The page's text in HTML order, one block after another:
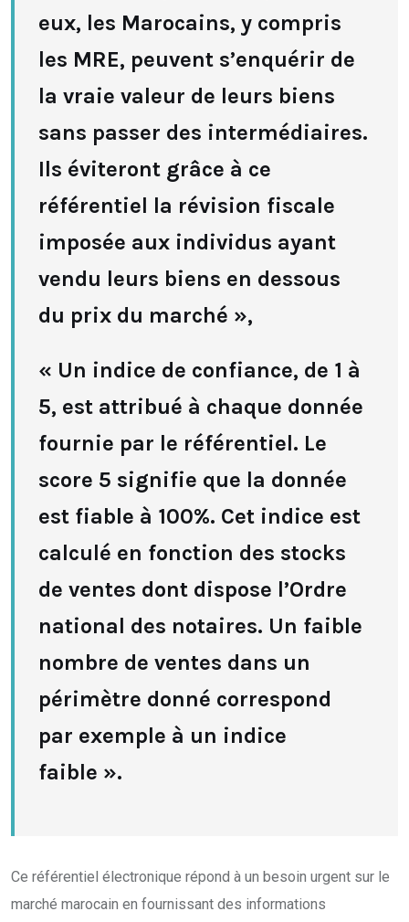
eux, les Marocains, y compris
les MRE, peuvent s’enquérir de
la vraie valeur de leurs biens
sans passer des intermédiaires.
Ils éviteront grâce à ce
référentiel la révision fiscale
imposée aux individus ayant
vendu leurs biens en dessous
du prix du marché »,
« Un indice de confiance, de 1 à
5, est attribué à chaque donnée
fournie par le référentiel. Le
score 5 signifie que la donnée
est fiable à 100%. Cet indice est
calculé en fonction des stocks
de ventes dont dispose l’Ordre
national des notaires. Un faible
nombre de ventes dans un
périmètre donné correspond
par exemple à un indice
faible ».
Ce référentiel électronique répond à un besoin urgent sur le
marché marocain en fournissant des informations